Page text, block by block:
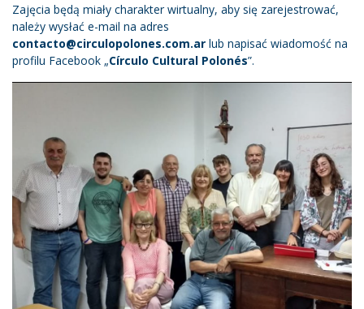
Zajęcia będą miały charakter wirtualny, aby się zarejestrować,
należy wysłać e-mail na adres
contacto@circulopolones.com.ar lub napisać wiadomość na
profilu Facebook „Círculo Cultural Polonés”.